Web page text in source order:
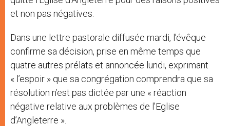
et non pas négatives.
Dans une lettre pastorale diffusée mardi, l’évêque
confirme sa décision, prise en même temps que
quatre autres prélats et annoncée lundi, exprimant
« l’espoir » que sa congrégation comprendra que sa
résolution n’est pas dictée par une « réaction
négative relative aux problèmes de l’Eglise
d’Angleterre ».